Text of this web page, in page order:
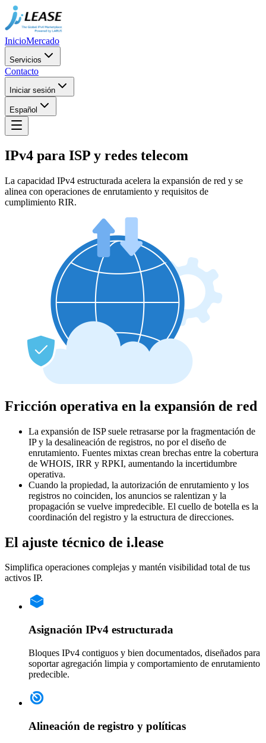
InicioMercado
Servicios
Contacto
Iniciar sesión
Español
IPv4 para ISP y redes telecom
La capacidad IPv4 estructurada acelera la expansión de red y se
alinea con operaciones de enrutamiento y requisitos de
cumplimiento RIR.
Fricción operativa en la expansión de red
La expansión de ISP suele retrasarse por la fragmentación de
IP y la desalineación de registros, no por el diseño de
enrutamiento. Fuentes mixtas crean brechas entre la cobertura
de WHOIS, IRR y RPKI, aumentando la incertidumbre
operativa.
Cuando la propiedad, la autorización de enrutamiento y los
registros no coinciden, los anuncios se ralentizan y la
propagación se vuelve impredecible. El cuello de botella es la
coordinación del registro y la estructura de direcciones.
El ajuste técnico de i.lease
Simplifica operaciones complejas y mantén visibilidad total de tus
activos IP.
Asignación IPv4 estructurada
Bloques IPv4 contiguos y bien documentados, diseñados para
soportar agregación limpia y comportamiento de enrutamiento
predecible.
Alineación de registro y políticas